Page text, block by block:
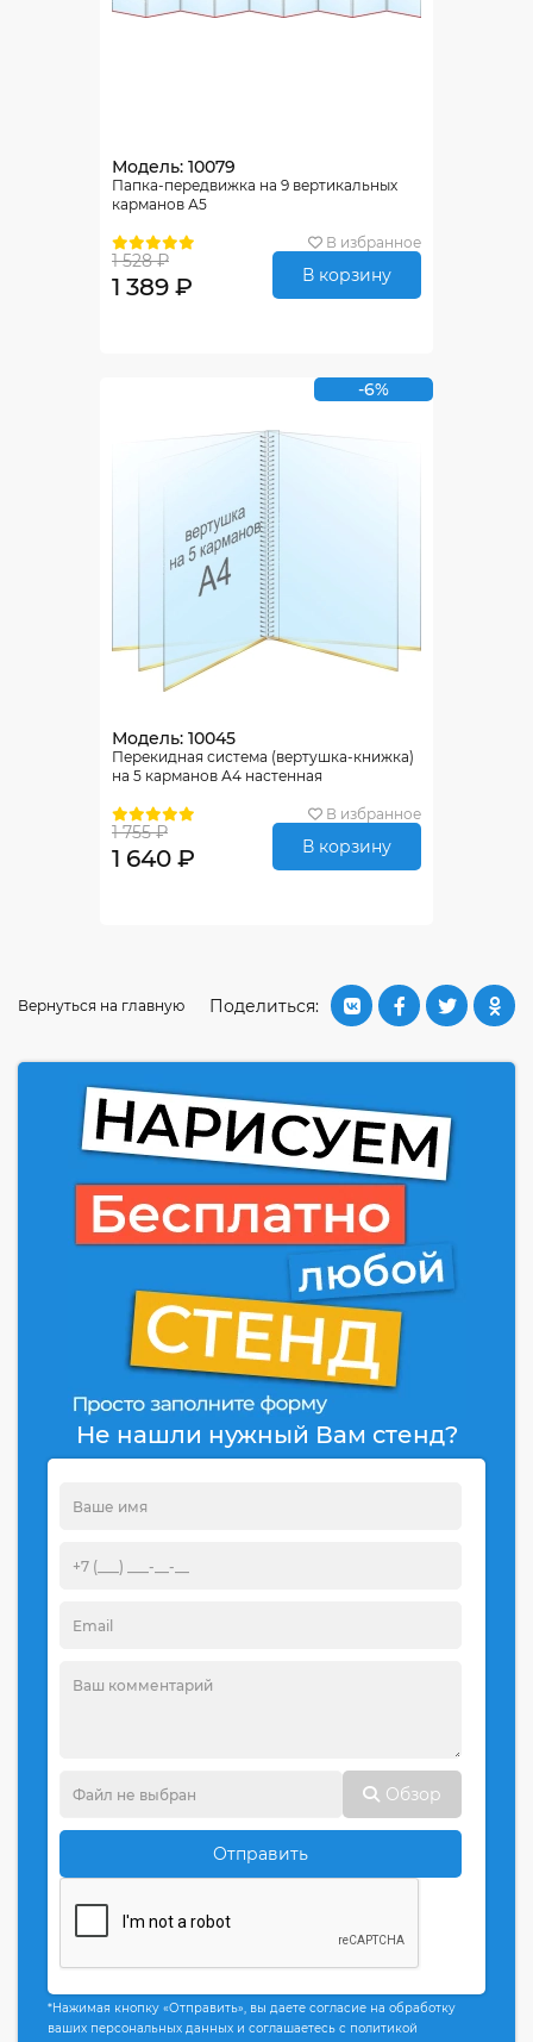
Модель: 10079
Папка-передвижка на 9 вертикальных
карманов А5
В избранное
1 528 ₽
1 389 ₽ В корзину
-6%
Модель: 10045
Перекидная система (вертушка-книжка)
на 5 карманов А4 настенная
В избранное
1 755 ₽
1 640 ₽ В корзину
Поделиться:
Вернуться на главную
Не нашли нужный Вам стенд?
Обзор
Отправить
*Нажимая кнопку «Отправить», вы даете согласие на обработку
ваших персональных данных и соглашаетесь с политикой